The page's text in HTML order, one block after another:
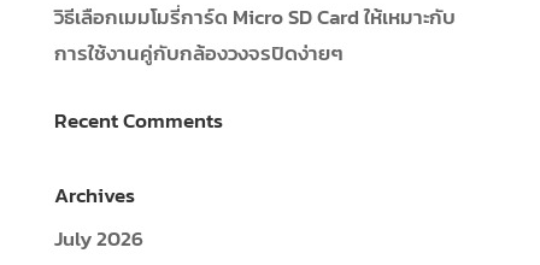
วิธีเลือกเมมโมรี่การ์ด Micro SD Card ให้เหมาะกับ
การใช้งานคู่กับกล้องวงจรปิดง่ายๆ
Recent Comments
Archives
July 2026